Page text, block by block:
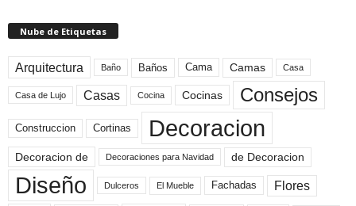
Nube de Etiquetas
Arquitectura Baño Baños Cama Camas Casa
Casa de Lujo Casas Cocina Cocinas Consejos
Construccion Cortinas Decoracion
Decoracion de Decoraciones para Navidad de Decoracion
Diseño Dulceros El Mueble Fachadas Flores